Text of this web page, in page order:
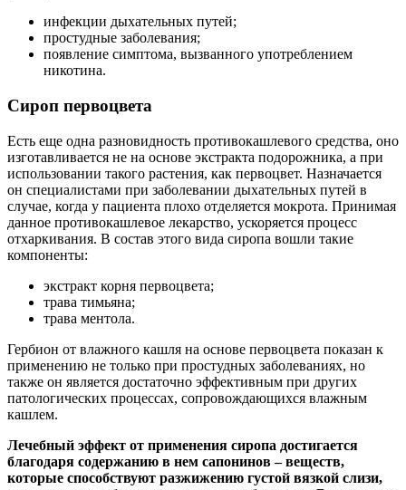
инфекции дыхательных путей;
простудные заболевания;
появление симптома, вызванного употреблением
никотина.
Сироп первоцвета
Есть еще одна разновидность противокашлевого средства, оно
изготавливается не на основе экстракта подорожника, а при
использовании такого растения, как первоцвет. Назначается
он специалистами при заболевании дыхательных путей в
случае, когда у пациента плохо отделяется мокрота. Принимая
данное противокашлевое лекарство, ускоряется процесс
отхаркивания. В состав этого вида сиропа вошли такие
компоненты:
экстракт корня первоцвета;
трава тимьяна;
трава ментола.
Гербион от влажного кашля на основе первоцвета показан к
применению не только при простудных заболеваниях, но
также он является достаточно эффективным при других
патологических процессах, сопровождающихся влажным
кашлем.
Лечебный эффект от применения сиропа достигается
благодаря содержанию в нем сапонинов – веществ,
которые способствуют разжижению густой вязкой слизи,